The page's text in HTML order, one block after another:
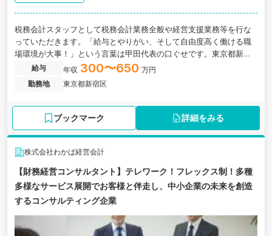
税務会計スタッフとして税務会計業務全般や経営支援業務等を行な
っていただきます。「給与とやりがい、そして自由度高く働ける職
場環境が大事！」という言葉は甲田代表の口ぐせです。東京都新宿
区にある、働き方柔軟な会計事務所の求人です。
給与 年収 300〜650 万円
勤務地
東京都新宿区
ブックマーク 詳細をみる
株式会社わかば経営会計
【財務経営コンサルタント】テレワーク！フレックス制！多種
多様なサービス展開でお客様と伴走し、中小企業の未来を創造
するコンサルティング企業